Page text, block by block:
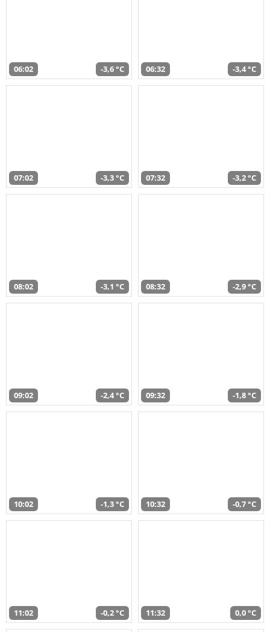
06:02 -3,6 °C 06:32 -3,4 °C
07:02 -3,3 °C 07:32 -3,2 °C
08:02 -3,1 °C 08:32 -2,9 °C
09:02 -2,4 °C 09:32 -1,8 °C
10:02 -1,3 °C 10:32 -0,7 °C
11:02 -0,2 °C 11:32 0,0 °C